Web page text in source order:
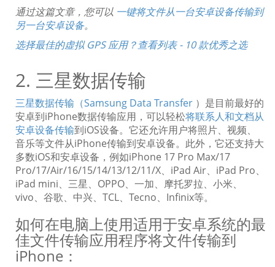
通过这篇文章，您可以 一键将文件从一台安卓设备传输到
另一台安卓设备。
选择最佳的虚拟 GPS 应用？查看列表 - 10 款优秀之选
2. 三星数据传输
三星数据传输（Samsung Data Transfer ）是目前最好的
安卓到iPhone数据传输应用，可以轻松将联系人和文档从
安卓设备传输到iOS设备。它还允许用户将照片、视频、
音乐等文件从iPhone传输到安卓设备。此外，它还支持大
多数iOS和安卓设备，例如iPhone 17 Pro Max/17
Pro/17/Air/16/15/14/13/12/11/X、iPad Air、iPad Pro、
iPad mini、三星、OPPO、一加、摩托罗拉、小米、
vivo、谷歌、中兴、TCL、Tecno、Infinix等。
如何在电脑上使用适用于安卓系统的最
佳文件传输应用程序将文件传输到
iPhone：